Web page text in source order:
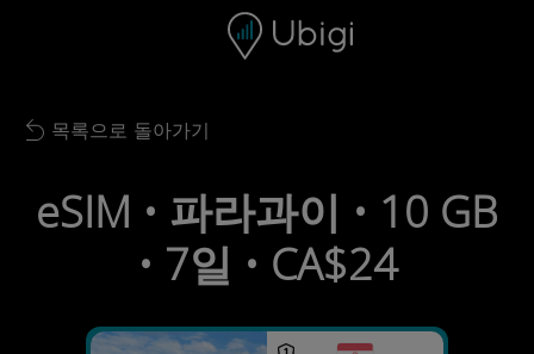
내비게이션 바 하단
Back to list
목록으로 돌아가기
eSIM • 파라과이 • 10 GB
• 7일 • CA$24